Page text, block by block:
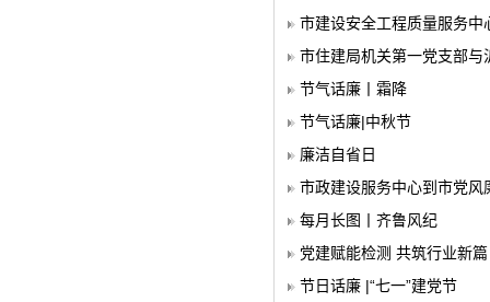
市建设安全工程质量服务
市住建局机关第一党支部
节气话廉丨霜降
节气话廉|中秋节
廉洁自省日
市政建设服务中心到市党
每月长图丨齐鲁风纪
党建赋能检测 共筑行业新
节日话廉 |“七一”建党节